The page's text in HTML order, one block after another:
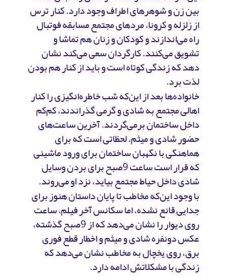
بین زن و شوهرهای اطراف وجود دارد. کنار ترس
از زلزله و کرونا، مردهای مجتمع مسابقه فوتبال
راه می‌اندازند و کودکان و زنان هم تماشا و
تشویق می‌کنند. کارگردان سعی می‌کند نشان
دهد که زندگی کوتاه است و باید از کنار هم بودن
لذت برد.
خانواده‌ها بعد از این‌که شب خاطره‌انگیزی را کنار
اهالی مجتمع به شادی و گرمی گذراندند، کم‌کم
داخل ساختمان برمی‌گردند. آخرین ساعت‌های
حضور شادی و میثم، لحظاتی است که برای
هماهنگی با نگهبان ساختمان برای ورود ماشینی
که قرار است ساعت 9صبح برای بردن وسایل
شادی داخل حیاط مجتمع بیاید، نزد او می‌روند.
با وجود این‌که مخاطب تا پایان داستان هنوز برای
جدایی قانع نشده، اما سکانس آخر فیلم، ساعت
روی دیوار را نشان می‌دهد که از 9صبح گذشته،
عکس دونفره شادی و میثم و اخطار قطع فوری
برق، روی یخچال به مخاطب نشان می‌دهد که
زندگی با مشکلاتش ادامه دارد.